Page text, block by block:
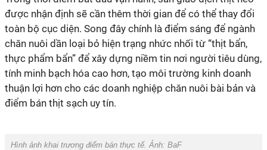
được nhận định sẽ cần thêm thời gian để có thể thay đổi
toàn bộ cục diện. Song đây chính là điểm sáng để ngành
chăn nuôi dần loại bỏ hiện trạng nhức nhối từ “thịt bẩn,
thực phẩm bẩn” để xây dựng niềm tin nơi người tiêu dùng,
tính minh bạch hóa cao hơn, tạo môi trường kinh doanh
thuận lợi hơn cho các doanh nghiệp chăn nuôi bài bản và
điểm bán thịt sạch uy tín.
Hình ảnh khai trương điểm bán thực tế. Ảnh: BaF